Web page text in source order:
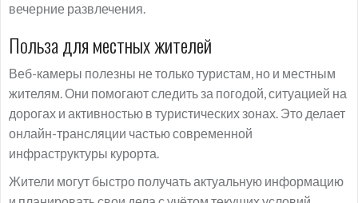
вечерние развлечения.
Польза для местных жителей
Веб-камеры полезны не только туристам, но и местным
жителям. Они помогают следить за погодой, ситуацией на
дорогах и активностью в туристических зонах. Это делает
онлайн-трансляции частью современной
инфраструктуры курорта.
Жители могут быстро получать актуальную информацию